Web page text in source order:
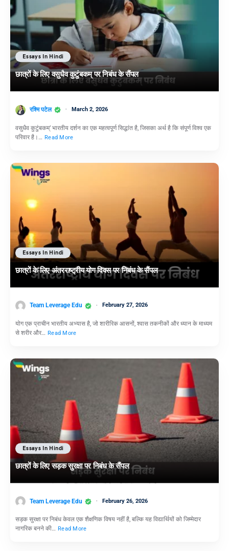
Essays In Hindi
छात्रों के लिए वसुधैव कुटुंबकम् पर निबंध के सैंपल
रश्मि पटेल March 2, 2026
वसुधैव कुटुंबकम्’ भारतीय दर्शन का एक महत्वपूर्ण सिद्धांत है, जिसका अर्थ है कि संपूर्ण विश्व एक
परिवार है।… Read More
Essays In Hindi
छात्रों के लिए अंतरराष्ट्रीय योग दिवस पर निबंध के सैंपल
Team Leverage Edu February 27, 2026
योग एक प्राचीन भारतीय अभ्यास है, जो शारीरिक आसनों, श्वास तकनीकों और ध्यान के माध्यम
से शरीर और… Read More
Essays In Hindi
छात्रों के लिए सड़क सुरक्षा पर निबंध के सैंपल
Team Leverage Edu February 26, 2026
सड़क सुरक्षा पर निबंध केवल एक शैक्षणिक विषय नहीं है, बल्कि यह विद्यार्थियों को जिम्मेदार
नागरिक बनने की… Read More